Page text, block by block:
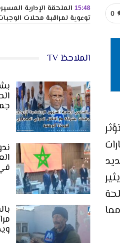
0
العديد
مما
15:48 الملحقة الإدارية
توعوية لمراقبة محلات
الملاحظ TV